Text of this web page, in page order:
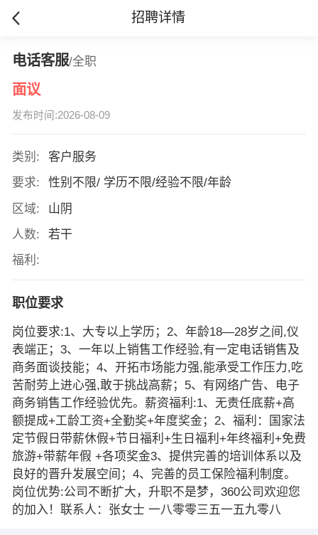
招聘详情
电话客服/全职
面议
发布时间:2026-08-09
类别:
客户服务
要求:
性别不限/ 学历不限/经验不限/年龄
区域:
山阴
人数:
若干
福利:
职位要求
岗位要求:1、大专以上学历；2、年龄18—28岁之间,仪
表端正；3、一年以上销售工作经验,有一定电话销售及
商务面谈技能；4、开拓市场能力强,能承受工作压力,吃
苦耐劳上进心强,敢于挑战高薪；5、有网络广告、电子
商务销售工作经验优先。薪资福利:1、无责任底薪+高
额提成+工龄工资+全勤奖+年度奖金；2、福利：国家法
定节假日带薪休假+节日福利+生日福利+年终福利+免费
旅游+带薪年假 +各项奖金3、提供完善的培训体系以及
良好的晋升发展空间；4、完善的员工保险福利制度。
岗位优势:公司不断扩大，升职不是梦，360公司欢迎您
的加入！联系人：张女士 一八零零三五一五九零八